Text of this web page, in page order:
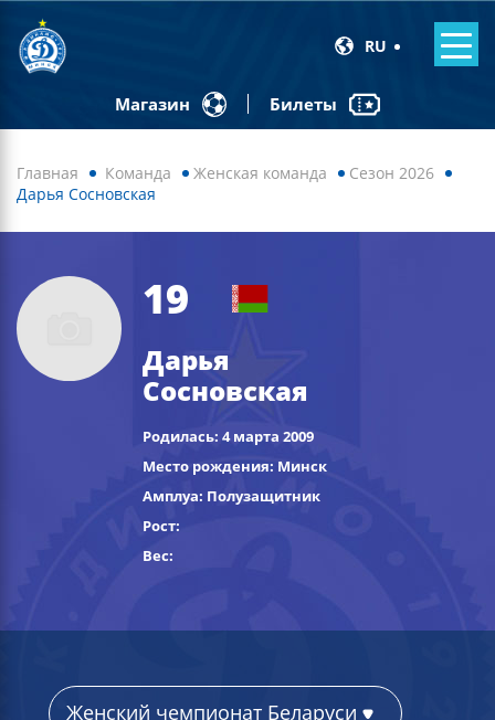
RU
Магазин Билеты
Главная Команда Женская команда
Сезон 2026
Дарья Сосновская
19
Дарья
Сосновская
Родилась: 4 марта 2009
Место рождения: Минск
Амплуа: Полузащитник
Рост:
Вес: